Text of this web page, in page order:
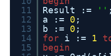
11
Result := '' ;
12
a := 0 ;
13
b := 0 ;
14
for i := 1
15
begin